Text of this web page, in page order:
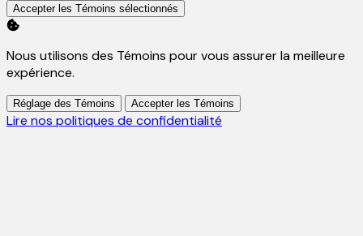
Accepter les Témoins sélectionnés
Nous utilisons des Témoins pour vous assurer la meilleure
expérience.
Réglage des Témoins Accepter les Témoins
Lire nos politiques de confidentialité